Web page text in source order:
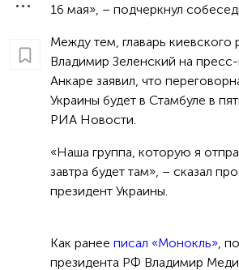
16 мая», – подчеркнул
Между тем, главарь киевского
Владимир Зеленский на
Анкаре заявил, что
Украины будет в Стамбуле в
РИА Новости.
«Наша группа, которую я
завтра будет там», – сказал
президент Украины.
Как ранее писал «Монокль» ,
президента РФ Владимир